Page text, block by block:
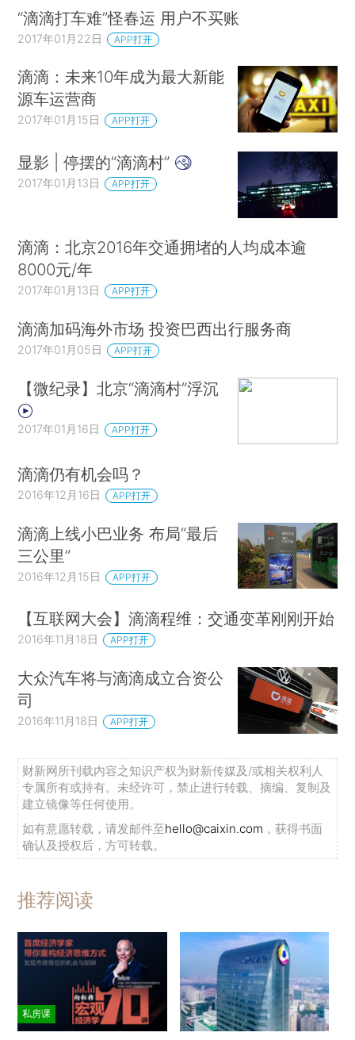
“滴滴打车难”怪春运 用户不买账
2017年01月22日 APP打开
滴滴：未来10年成为最大新能
源车运营商
2017年01月15日 APP打开
显影 | 停摆的“滴滴村”
2017年01月13日 APP打开
滴滴：北京2016年交通拥堵的人均成本逾
8000元/年
2017年01月13日 APP打开
滴滴加码海外市场 投资巴西出行服务商
2017年01月05日 APP打开
【微纪录】北京“滴滴村”浮沉
2017年01月16日 APP打开
滴滴仍有机会吗？
2016年12月16日 APP打开
滴滴上线小巴业务 布局“最后
三公里”
2016年12月15日 APP打开
【互联网大会】滴滴程维：交通变革刚刚开始
2016年11月18日 APP打开
大众汽车将与滴滴成立合资公
司
2016年11月18日 APP打开
财新网所刊载内容之知识产权为财新传媒及/或相关权利人
专属所有或持有。未经许可，禁止进行转载、摘编、复制及
建立镜像等任何使用。
如有意愿转载，请发邮件至hello@caixin.com ，获得书面
确认及授权后，方可转载。
推荐阅读
私房课